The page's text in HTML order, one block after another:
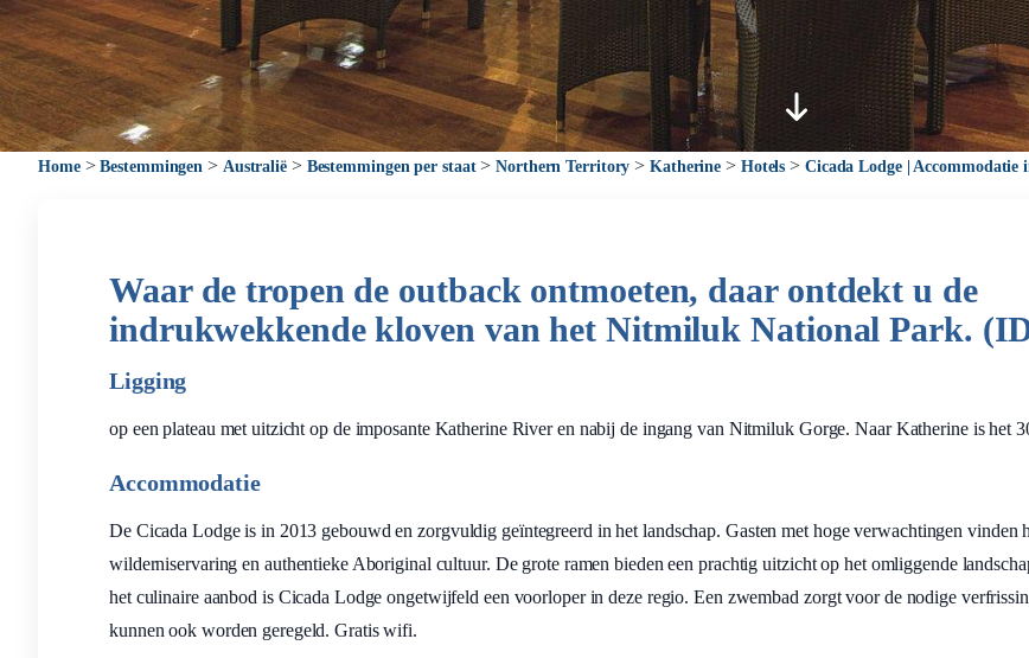
Home>Bestemmingen > Australië> Bestemmingen per staat>Northern Territory >Katherine > Hotels > Cicada Lodge | Accommodatie
Waar de tropen de outback ontmoeten, daar ontdekt u de
indrukwekkende kloven van het Nitmiluk National Park.
Ligging
op een plateau met uitzicht op de imposante Katherine River en nabij de ingang van Nitmiluk Gorge. Naar Katherine is het
Accommodatie
De Cicada Lodge is in 2013 gebouwd en zorgvuldig geïntegreerd in het landschap. Gasten met hoge verwachtingen vinden
wilderniservaring en authentieke Aboriginal cultuur. De grote ramen bieden een prachtig uitzicht op het omliggende
het culinaire aanbod is Cicada Lodge ongetwijfeld een voorloper in deze regio. Een zwembad zorgt voor de nodige
kunnen ook worden geregeld. Gratis wifi.